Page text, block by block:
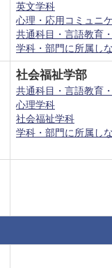
英文学科
心理・応用コミュニ
共通科目・言語教育
学科・部門に所属し
社会福祉学部
共通科目・言語教育
心理学科
社会福祉学科
学科・部門に所属し